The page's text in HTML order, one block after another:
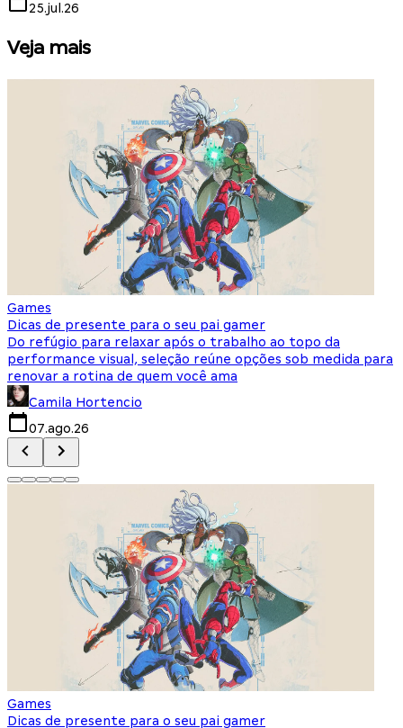
25.jul.26
Veja mais
Games
Dicas de presente para o seu pai gamer
Do refúgio para relaxar após o trabalho ao topo da
performance visual, seleção reúne opções sob medida para
renovar a rotina de quem você ama
Camila Hortencio
07.ago.26
Games
Dicas de presente para o seu pai gamer